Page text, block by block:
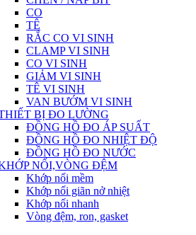
CO
TÊ
RẮC CO VI SINH
CLAMP VI SINH
CO VI SINH
GIẢM VI SINH
TÊ VI SINH
VAN BƯỚM VI SINH
BỊ ĐO LƯỜNG
ĐỒNG HỒ ĐO ÁP SUẤT
ĐỒNG HỒ ĐO NHIỆT ĐỘ
ĐỒNG HỒ ĐO NƯỚC
NỐI,VÒNG ĐỆM
Khớp nối mềm
Khớp nối giãn nở nhiệt
Khớp nối nhanh
Vòng đệm, ron, gasket